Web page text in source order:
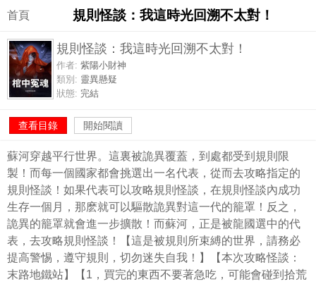
首頁 規則怪談：我這時光回溯不太對！
規則怪談：我這時光回溯不太對！
作者: 紫陽小財神
類別: 靈異懸疑
狀態: 完結
查看目錄 開始閱讀
蘇河穿越平行世界。這裏被詭異覆蓋，到處都受到規則限
製！而每一個國家都會挑選出一名代表，從而去攻略指定的
規則怪談！如果代表可以攻略規則怪談，在規則怪談內成功
生存一個月，那麽就可以驅散詭異對這一代的籠罩！反之，
詭異的籠罩就會進一步擴散！而蘇河，正是被龍國選中的代
表，去攻略規則怪談！【這是被規則所束縛的世界，請務必
提高警惕，遵守規則，切勿迷失自我！】【本次攻略怪談：
末路地鐵站】【1，買完的東西不要著急吃，可能會碰到拾荒